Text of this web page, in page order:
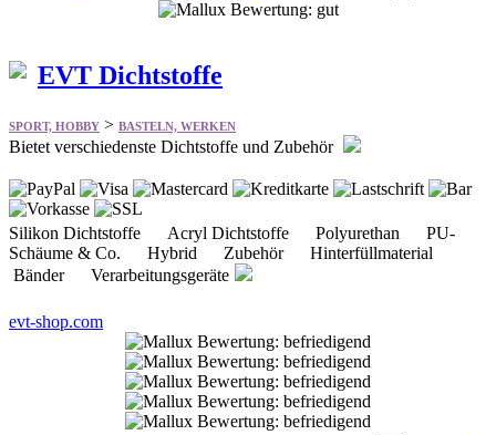
EVT Dichtstoffe
SPORT, HOBBY > BASTELN, WERKEN
Bietet verschiedenste Dichtstoffe und Zubehör
Silikon Dichtstoffe Acryl Dichtstoffe Polyurethan PU-
Schäume & Co. Hybrid Zubehör Hinterfüllmaterial
Bänder Verarbeitungsgeräte
evt-shop.com